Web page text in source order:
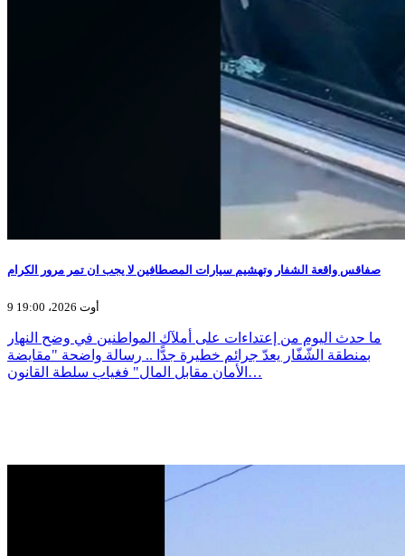
صفاقس واقعة الشفار وتهشيم سيارات المصطافين لا يجب ان تمر مرور الكرام
9 أوت 2026، 19:00
ما حدث اليوم من إعتداءات على أملآك المواطنين في وضح النهار
بمنطقة الشّفّار يعدّ جرائم خطيرة جدًّا .. رسالة واضحة "مقايضة
الأمان مقابل المال" فغياب سلطة القانون…